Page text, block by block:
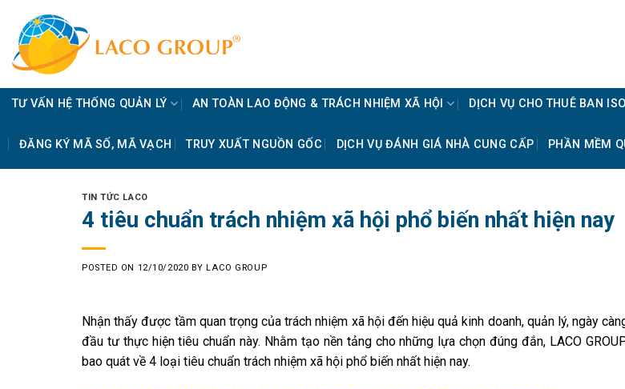
content
TƯ VẤN HỆ THỐNG QUẢN LÝ AN TOÀN LAO ĐỘNG & TRÁCH NHIỆM XÃ HỘI DỊCH VỤ CHO THUÊ BAN ISO
ĐĂNG KÝ MÃ SỐ, MÃ VẠCH TRUY XUẤT NGUỒN GỐC DỊCH VỤ ĐÁNH GIÁ NHÀ CUNG CẤP PHẦN MỀM
TIN TỨC LACO
4 tiêu chuẩn trách nhiệm xã hội phổ biến nhất hiện nay
POSTED ON 12/10/2020 BYLACO GROUP
Nhận thấy được tầm quan trọng của trách nhiệm xã hội đến hiệu quả kinh doanh, quản lý, ngày
đầu tư thực hiện tiêu chuẩn này. Nhằm tạo nền tảng cho những lựa chọn đúng đắn, LACO
bao quát về 4 loại tiêu chuẩn trách nhiệm xã hội phổ biến nhất hiện nay.